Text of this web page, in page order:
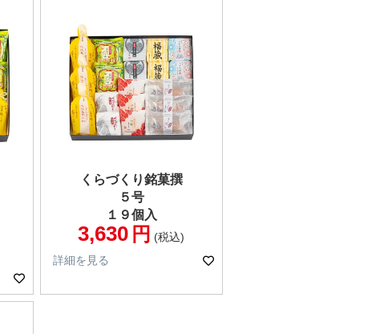
くらづくり銘菓撰
５号
１９個入
3,630
税込
詳細を見る